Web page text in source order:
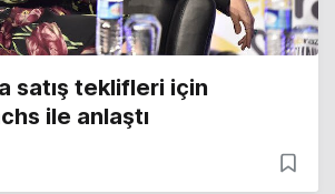
satış teklifleri için
ile anlaştı